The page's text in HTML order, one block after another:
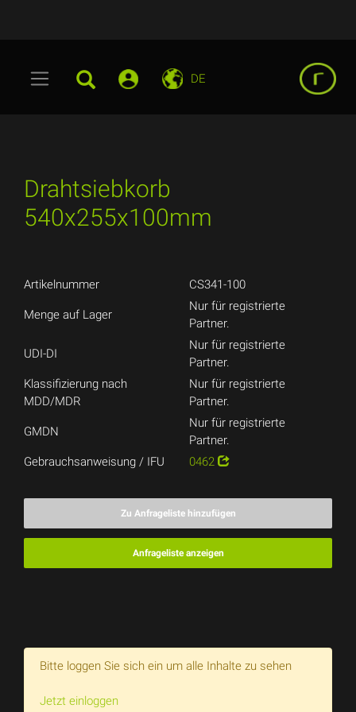
DE
Drahtsiebkorb
540x255x100mm
Artikelnummer CS341-100
Menge auf Lager
Nur für registrierte
Partner.
UDI-DI
Nur für registrierte
Partner.
Klassifizierung nach
MDD/MDR
Nur für registrierte
Partner.
GMDN
Nur für registrierte
Partner.
Gebrauchsanweisung / IFU
0462
Zu Anfrageliste hinzufügen
Anfrageliste anzeigen
Bitte loggen Sie sich ein um alle Inhalte zu sehen
Jetzt einloggen